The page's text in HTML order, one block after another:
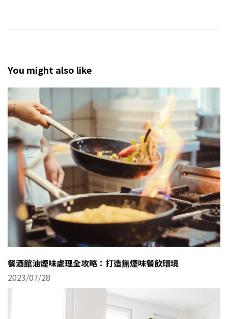
You might also like
餐酒館油煙味處理全攻略：打造無煙味餐飲環境
2023/07/28